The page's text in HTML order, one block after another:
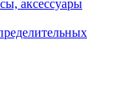
аксессуары